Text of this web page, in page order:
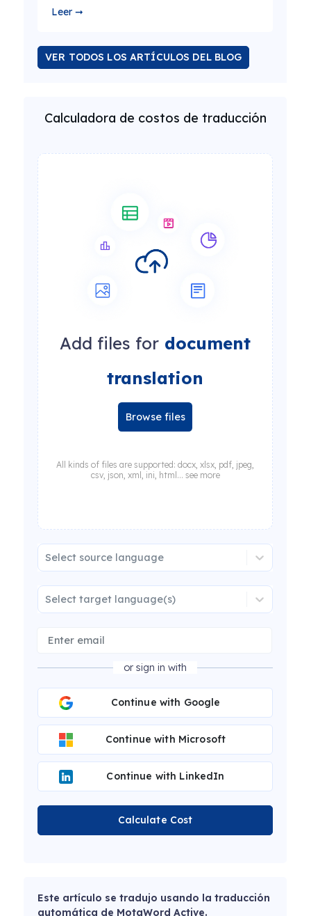
Leer ➞
VER TODOS LOS ARTÍCULOS DEL BLOG
Calculadora de costos de traducción
Add files for document
translation
Browse files
All kinds of files are supported: docx, xlsx, pdf, jpeg,
csv, json, xml, ini, html... see more
Select source language
Select target language(s)
or sign in with
Continue with Google
Continue with Microsoft
Continue with LinkedIn
Calculate Cost
Este artículo se tradujo usando la traducción
automática de MotaWord Active.